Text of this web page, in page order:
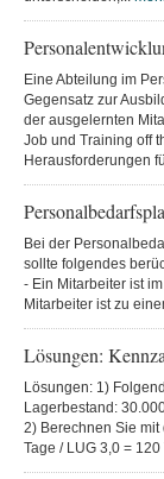
Eine Abteilung im
Gegensatz zur
der ausgelernten
Job und Training off
Herausforderungen
Bei der
sollte folgendes
- Ein Mitarbeiter ist
Mitarbeiter ist zu
Lösungen:
Lösungen: 1)
Lagerbestand:
2) Berechnen Sie
Tage / LUG 3,0 = 120